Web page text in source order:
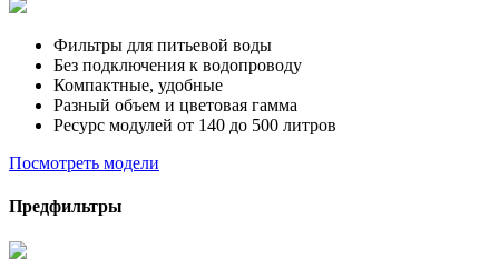
Фильтры для питьевой воды
Без подключения к водопроводу
Компактные, удобные
Разный объем и цветовая гамма
Ресурс модулей от 140 до 500 литров
Посмотреть модели
Предфильтры